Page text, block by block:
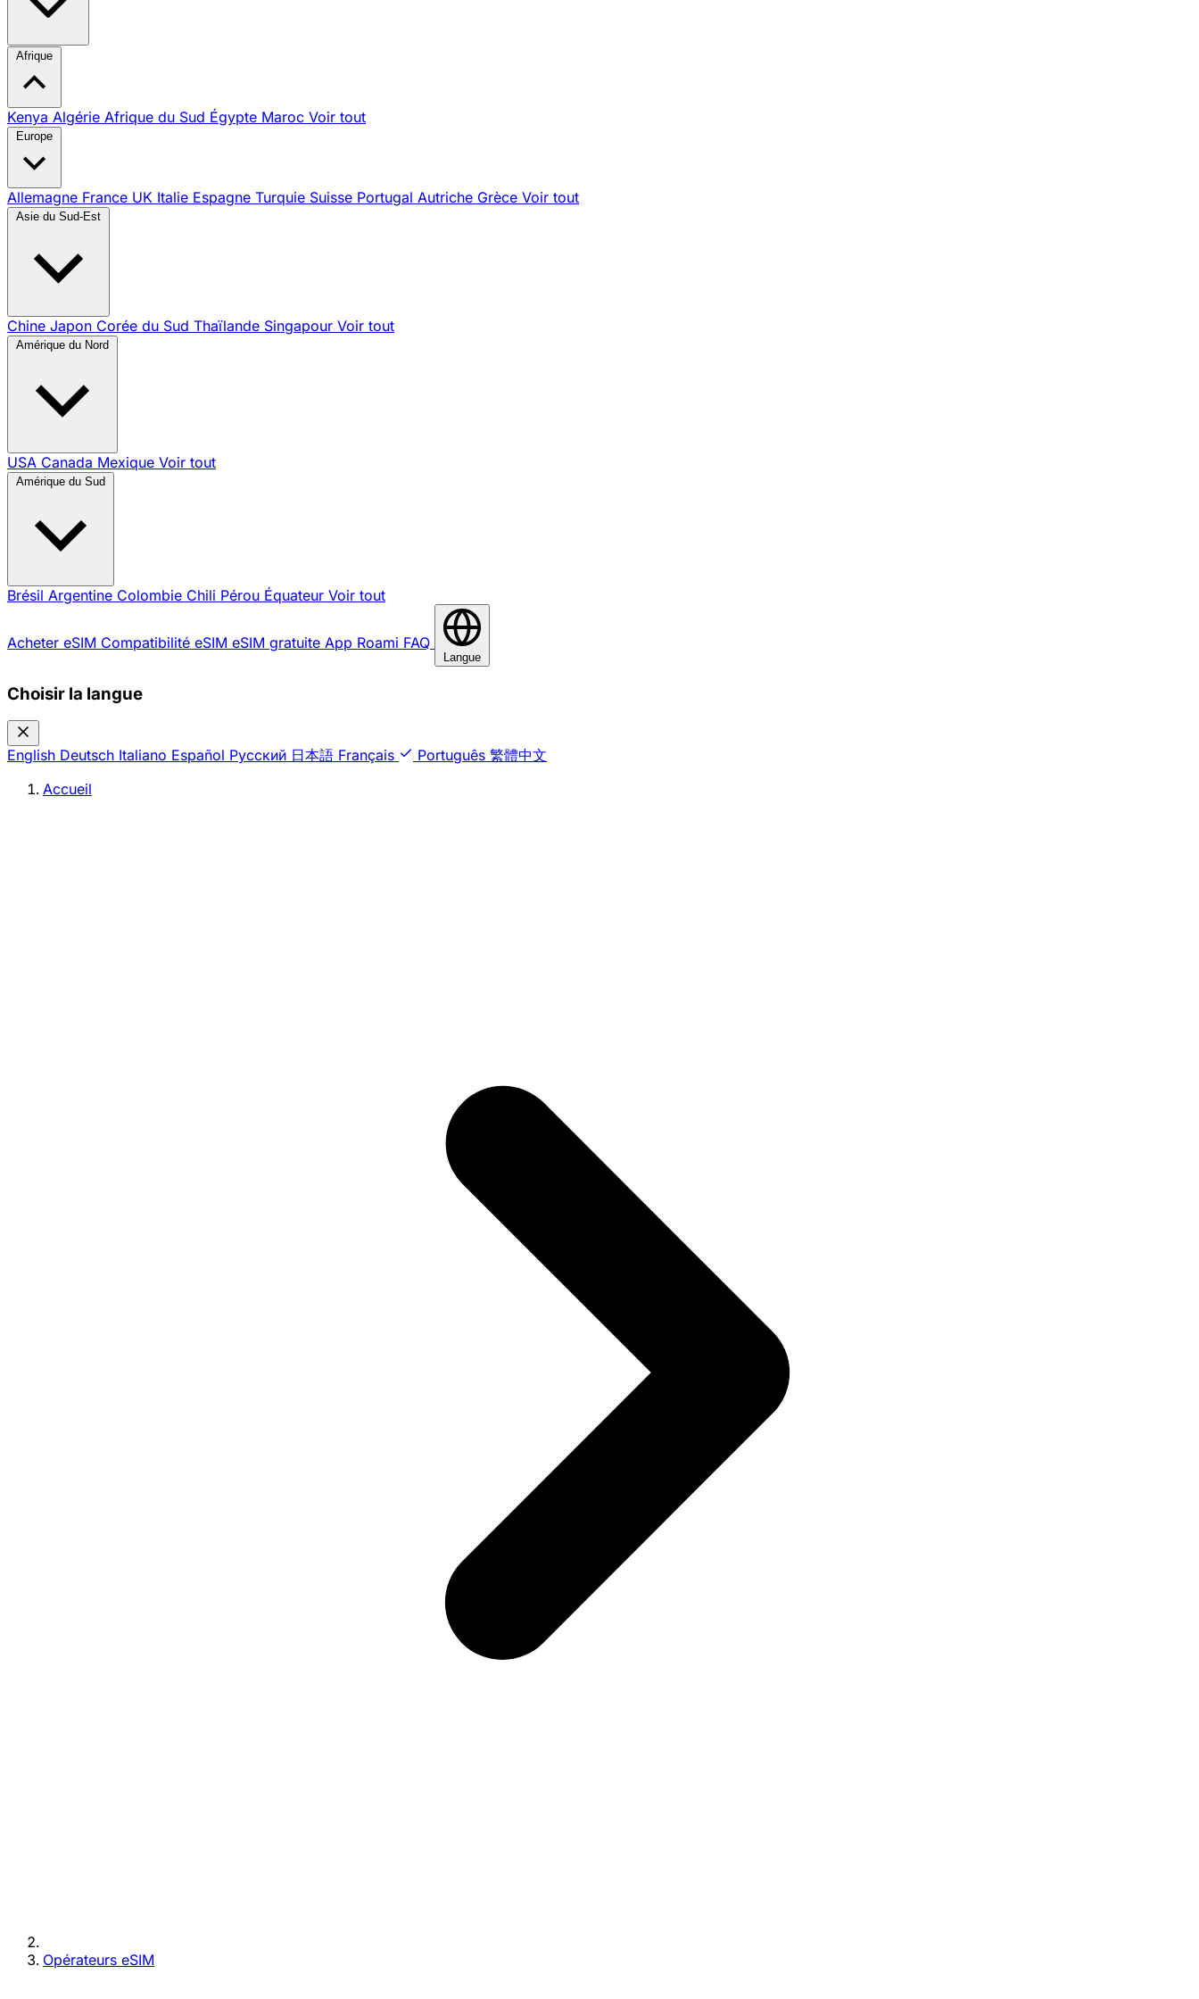
Afrique
Kenya Algérie Afrique du Sud Égypte Maroc Voir tout
Europe
Allemagne France UK Italie Espagne Turquie Suisse Portugal Autriche Grèce Voir tout
Asie du Sud-Est
Chine Japon Corée du Sud Thaïlande Singapour Voir tout
Amérique du Nord
USA Canada Mexique Voir tout
Amérique du Sud
Brésil Argentine Colombie Chili Pérou Équateur Voir tout
Acheter eSIM Compatibilité eSIM eSIM gratuite App Roami FAQ
Langue
Choisir la langue
English Deutsch Italiano Español Русский 日本語 Français Português 繁體中文
Accueil
Opérateurs eSIM